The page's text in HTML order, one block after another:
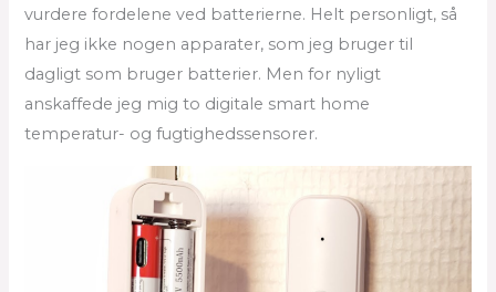
vurdere fordelene ved batterierne. Helt personligt, så
har jeg ikke nogen apparater, som jeg bruger til
dagligt som bruger batterier. Men for nyligt
anskaffede jeg mig to digitale smart home
temperatur- og fugtighedssensorer.